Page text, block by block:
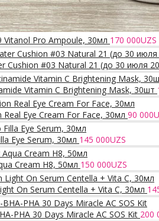
Vitanol Pro Ampoule, 30мл 170 000UZS
Cushion #03 Natural 21 (до 30 июля
Vitamin C Brightening Mask, 30шт
Real Eye Cream For Face, 30мл 90 000
Eye Serum, 30мл 145 000UZS
Cream H8, 50мл 150 000UZS
On Serum Centella + Vita C, 30мл
PHA 30 Days Miracle AC SOS Kit 200